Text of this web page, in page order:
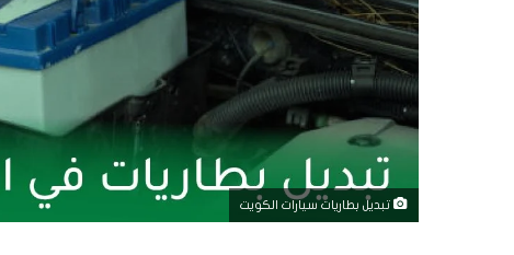
تبديل بطاريات سيارات الكويت